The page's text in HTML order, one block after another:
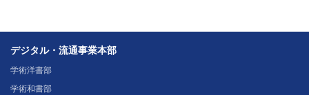
デジタル・流通事業本部
学術洋書部
学術和書部